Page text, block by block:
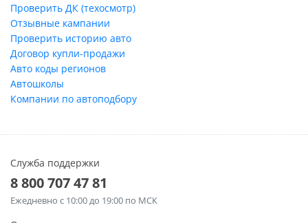
Проверить ДК (техосмотр)
Отзывные кампании
Проверить историю авто
Договор купли-продажи
Авто коды регионов
Автошколы
Компании по автоподбору
Служба поддержки
8 800 707 47 81
Ежедневно с 10:00 до 19:00 по МСК